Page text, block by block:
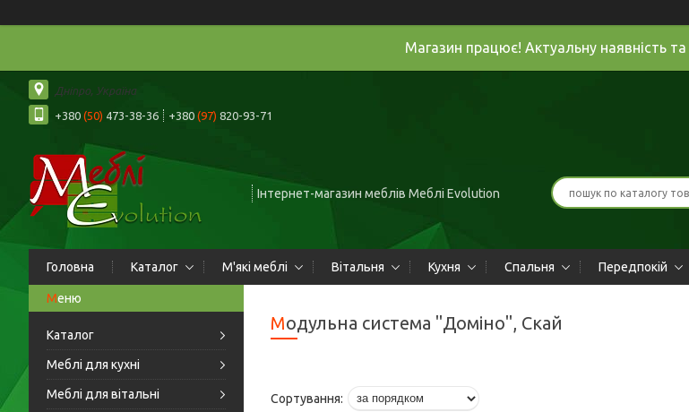
Магазин працює! Актуальну наявність
Дніпро, Україна
+380 (50) 473-38-36 +380 (97) 820-93-71
Інтернет-магазин меблів Меблі Evolution
Головна Каталог М'які меблі Вітальня Кухня Спальня Передпокій
Каталог
Меблі для кухні
Меблі для вітальні
Модульна система "Доміно", Скай